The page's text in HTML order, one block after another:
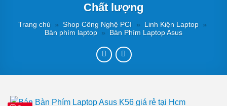
Chất lượng
Trang chủ » Shop Công Nghệ PCI » Linh Kiện Laptop »
Bàn phím laptop » Bàn Phím Laptop Asus